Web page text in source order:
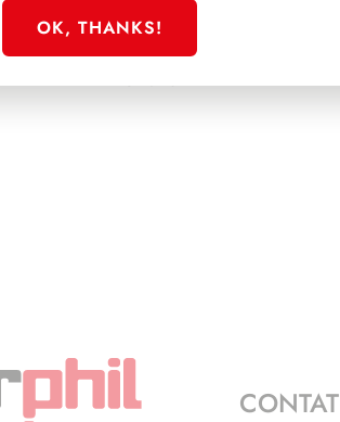
SFORZESCO ITALIA 1993
PAGINE 6
OK, THANKS!